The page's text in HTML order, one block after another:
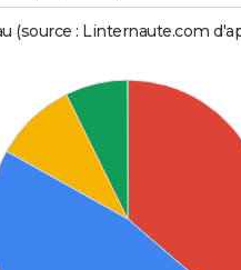
(source : Linternaute.com